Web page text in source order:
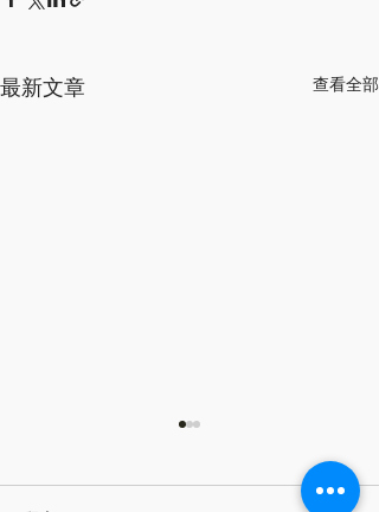
最新文章 查看全部